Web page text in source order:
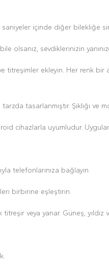
içinde diğer bilekliğe
olsanız, sevdiklerinizin
titreşimler ekleyin. Her renk bir
tasarlanmıştır. Şıklığı
cihazlarla uyumludur.
telefonlarınıza bağlayın.
birbirine eşleştirin.
veya yanar. Güneş, yıldız